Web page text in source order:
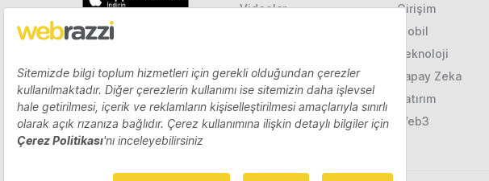
Videolar
Girişim
Mobil
Teknoloji
Yapay Zeka
Yatırım
Web3